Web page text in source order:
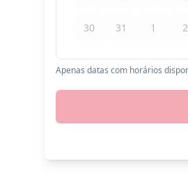
30 31 1 2
Apenas datas com horários